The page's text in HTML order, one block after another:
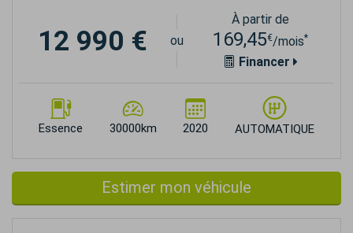
Essence 30000km 2020 AUTOMATIQUE
12 990 € ou
À partir de
169,45€/mois*
Financer
Estimer mon véhicule